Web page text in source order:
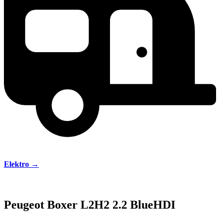
Elektro →
Peugeot Boxer L2H2 2.2 BlueHDI